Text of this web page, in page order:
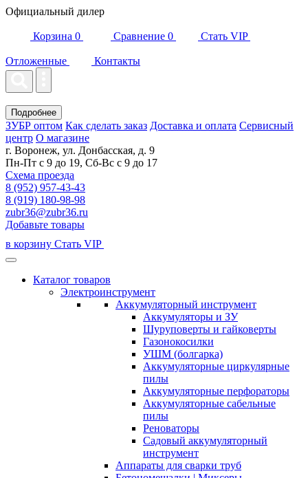
Официальный дилер
Корзина 0 Сравнение 0 Стать VIP
Отложенные Контакты
Подробнее
ЗУБР оптом Как сделать заказ Доставка и оплата Сервисный
центр О магазине
г. Воронеж, ул. Донбасская, д. 9
Пн-Пт с 9 до 19, Сб-Вс с 9 до 17
Схема проезда
8 (952) 957-43-43
8 (919) 180-98-98
zubr36@zubr36.ru
Добавьте товары
в корзину Стать VIP
Каталог товаров
Электроинструмент
Аккумуляторный инструмент
Аккумуляторы и ЗУ
Шуруповерты и гайковерты
Газонокосилки
УШМ (болгарка)
Аккумуляторные циркулярные
пилы
Аккумуляторные перфораторы
Аккумуляторные сабельные
пилы
Реноваторы
Садовый аккумуляторный
инструмент
Аппараты для сварки труб